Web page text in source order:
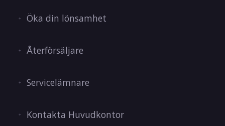
Öka din lönsamhet
Återförsäljare
Servicelämnare
Kontakta Huvudkontor